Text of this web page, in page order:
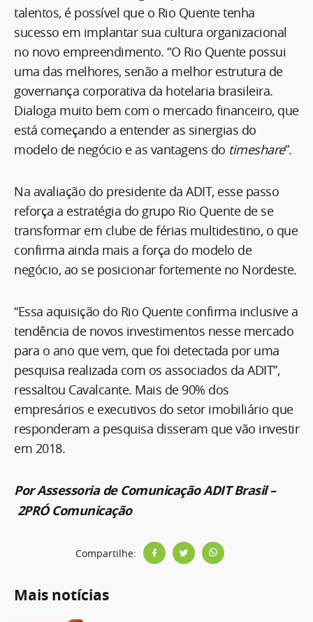
talentos, é possível que o Rio Quente tenha
sucesso em implantar sua cultura organizacional
no novo empreendimento. “O Rio Quente possui
uma das melhores, senão a melhor estrutura de
governança corporativa da hotelaria brasileira.
Dialoga muito bem com o mercado financeiro, que
está começando a entender as sinergias do
modelo de negócio e as vantagens do timeshare”.
Na avaliação do presidente da ADIT, esse passo
reforça a estratégia do grupo Rio Quente de se
transformar em clube de férias multidestino, o que
confirma ainda mais a força do modelo de
negócio, ao se posicionar fortemente no Nordeste.
“Essa aquisição do Rio Quente confirma inclusive a
tendência de novos investimentos nesse mercado
para o ano que vem, que foi detectada por uma
pesquisa realizada com os associados da ADIT”,
ressaltou Cavalcante. Mais de 90% dos
empresários e executivos do setor imobiliário que
responderam a pesquisa disseram que vão investir
em 2018.
Por Assessoria de Comunicação ADIT Brasil –
2PRÓ Comunicação
Compartilhe:
Mais notícias